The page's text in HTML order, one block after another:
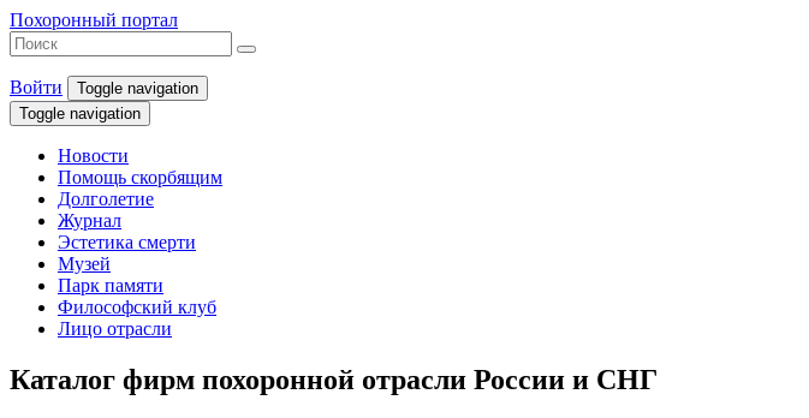
Похоронный портал
Войти
Toggle navigation
Toggle navigation
Новости
Помощь скорбящим
Долголетие
Журнал
Эстетика смерти
Музей
Парк памяти
Философский клуб
Лицо отрасли
Каталог фирм похоронной отрасли России и СНГ